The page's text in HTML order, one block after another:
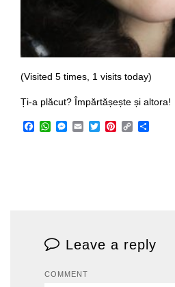
(Visited 5 times, 1 visits today)
Ți-a plăcut? Împărtășește și altora!
Facebook
WhatsApp
Messenger
EmailTwitterPinterest
Copy
Leave a reply
COMMENT